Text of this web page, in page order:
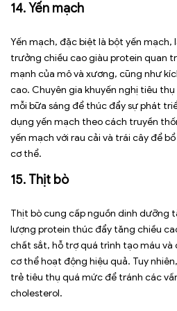
14. Yến mạch
Yến mạch, đặc biệt là bột yến
trưởng chiều cao giàu protein quan
mạnh của mô và xương, cũng như
cao. Chuyên gia khuyến nghị tiêu
mỗi bữa sáng để thúc đẩy sự phát
dụng yến mạch theo cách truyền
yến mạch với rau cải và trái cây để
cơ thể.
15. Thịt bò
Thịt bò cung cấp nguồn dinh dưỡng
lượng protein thúc đẩy tăng chiều
chất sắt, hỗ trợ quá trình tạo máu và
cơ thể hoạt động hiệu quả. Tuy
trẻ tiêu thụ quá mức để tránh các
cholesterol.